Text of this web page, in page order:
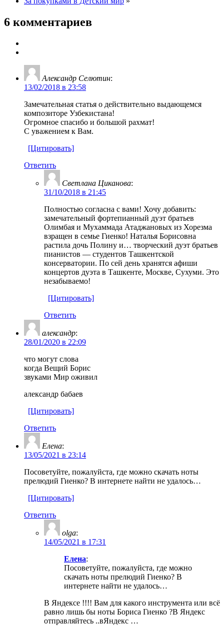
6 комментариев
Александр Селютин:
13/02/2018 в 23:58
Замечательная статья о действительно выдающемся
композиторе Узбекистана!
Огромное спасибо и большой рахмат!
С уважением к Вам.
[Цитировать]
Ответить
Светлана Циканова:
31/10/2018 в 21:45
Полностью согласна с вами! Хочу добавить:
замечательный фортепианный дуэт братьев
Олимбая и Мухаммада Атаджановых из Хорезма
взращен в семье Гиенко! Наталья Борисовна
растила дочь Полину и… творческий дуэт братьев
пианистов — студентов Ташкентской
консерватории. По сей день хранятся афиши
концертов дуэта в Ташкенте, Москве, Сухуми. Это
незабываемо!
[Цитировать]
Ответить
александр:
28/01/2020 в 22:09
что могут слова
когда Вещий Борис
звуками Мир оживил
александр бабаев
[Цитировать]
Ответить
Елена:
13/05/2021 в 23:14
Посоветуйте, пожалуйста, где можно скачать ноты
прелюдий Гиенко? В интернете найти не удалось…
[Цитировать]
Ответить
olga:
14/05/2021 в 17:31
Елена:
Посоветуйте, пожалуйста, где можно
скачать ноты прелюдий Гиенко? В
интернете найти не удалось…
В Яндексе !!!! Вам для какого инструмента или всё
равно лишь бы ноты Бориса Гиенко ?В Яндекс
отправляйтесь ..вЯндекс …